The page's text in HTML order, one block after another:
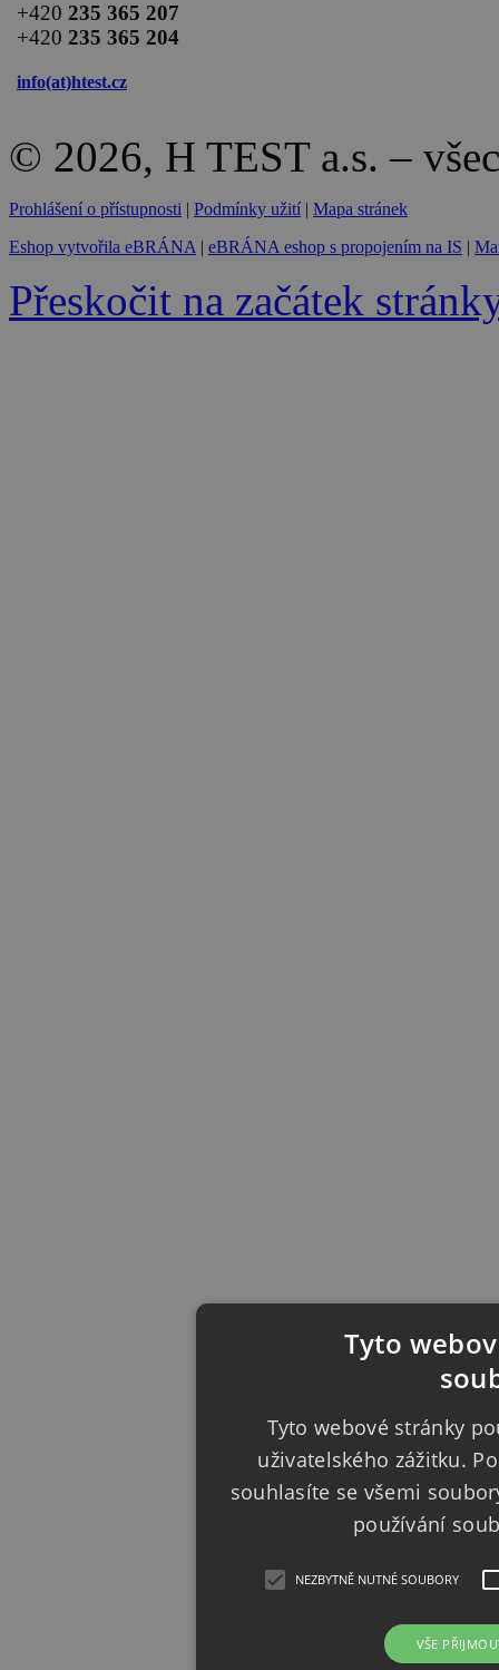
+420 235 365 207
+420 235 365 204
info(at)htest.cz
© 2026, H TEST a.s. –
Prohlášení o přístupnosti | Podmínky užití | Mapa stránek
Eshop vytvořila eBRÁNA | eBRÁNA eshop s propojením na IS |
Přeskočit na začátek
Tyto
Tyto webové stránky
uživatelského zážitku.
souhlasíte se všemi
používání
NEZBYTNĚ NUTNÉ SOUBORY
VŠE